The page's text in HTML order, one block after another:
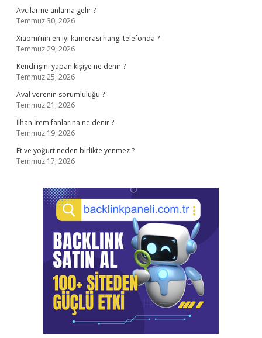
Avcılar ne anlama gelir ?
Temmuz 30, 2026
Xiaomi’nin en iyi kamerası hangi telefonda ?
Temmuz 29, 2026
Kendi işini yapan kişiye ne denir ?
Temmuz 25, 2026
Aval verenin sorumluluğu ?
Temmuz 21, 2026
İlhan İrem fanlarına ne denir ?
Temmuz 19, 2026
Et ve yoğurt neden birlikte yenmez ?
Temmuz 17, 2026